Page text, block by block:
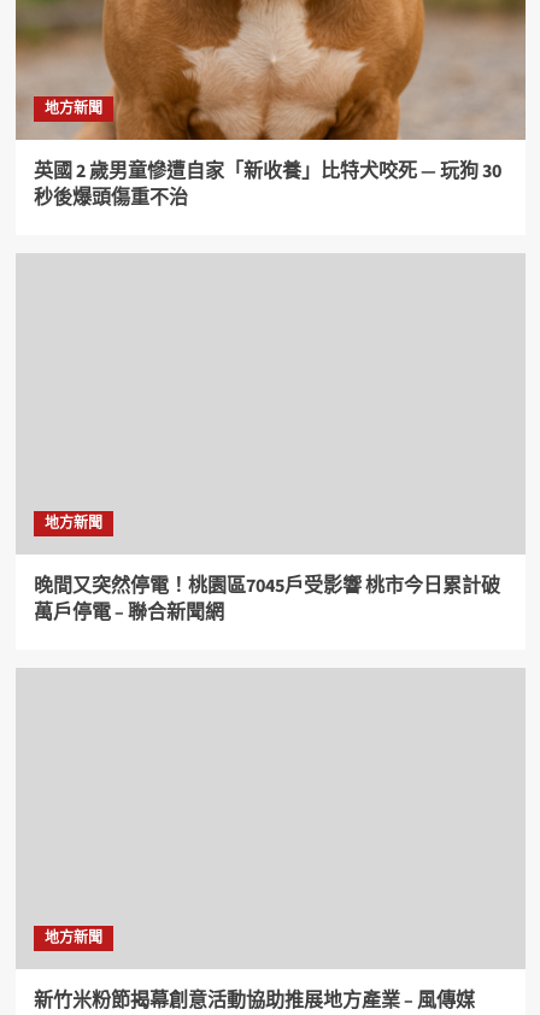
地方新聞
英國 2 歲男童慘遭自家「新收養」比特犬咬死 — 玩狗 30
秒後爆頭傷重不治
地方新聞
晚間又突然停電！桃園區7045戶受影響 桃市今日累計破
萬戶停電 – 聯合新聞網
地方新聞
新竹米粉節揭幕創意活動協助推展地方產業 – 風傳媒